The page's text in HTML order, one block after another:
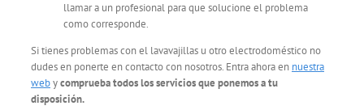
llamar a un profesional para que solucione el problema
como corresponde.
Si tienes problemas con el lavavajillas u otro electrodoméstico no
dudes en ponerte en contacto con nosotros. Entra ahora en nuestra
webycomprueba todos los servicios que ponemos a tu
disposición.